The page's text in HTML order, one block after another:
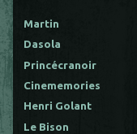
Martin
Dasola
Princécranoir
Cinememories
Henri Golant
Le Bison